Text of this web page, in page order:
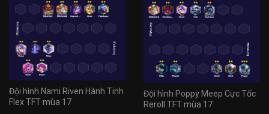
Đội hình Nami Riven Hành Tinh
Flex TFT mùa 17
Đội hình Poppy Meep Cực Tốc
Reroll TFT mùa 17